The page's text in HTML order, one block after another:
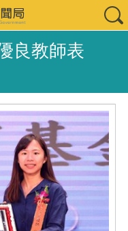
良教師表